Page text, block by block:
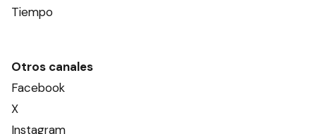
Tiempo
Otros canales
Facebook
X
Instagram